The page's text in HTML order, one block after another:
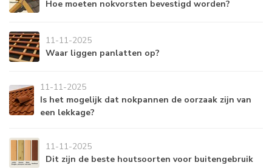
Hoe moeten nokvorsten bevestigd worden?
11-11-2025
Waar liggen panlatten op?
11-11-2025
Is het mogelijk dat nokpannen de oorzaak zijn van
een lekkage?
11-11-2025
Dit zijn de beste houtsoorten voor buitengebruik